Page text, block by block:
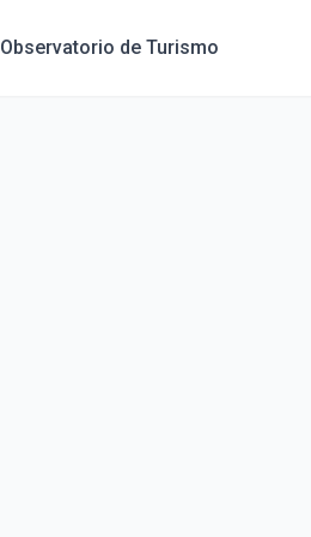
Observatorio de Turismo
sync
search